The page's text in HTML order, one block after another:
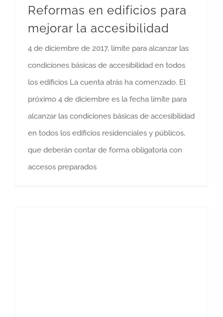
Reformas en edificios para
mejorar la accesibilidad
4 de diciembre de 2017, límite para alcanzar las
condiciones básicas de accesibilidad en todos
los edificios La cuenta atrás ha comenzado. El
próximo 4 de diciembre es la fecha límite para
alcanzar las condiciones básicas de accesibilidad
en todos los edificios residenciales y públicos,
que deberán contar de forma obligatoria con
accesos preparados